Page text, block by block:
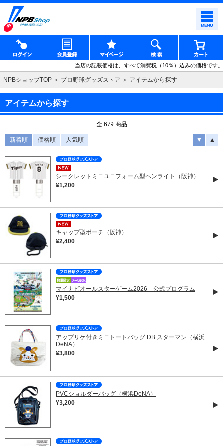
当店の記載価格は、すべて消費税（10％）込みの価格です。
NPBショップTOP プロ野球グッズストア アイテムから探す
アイテムから探す
全 679 商品
新着順 価格順 人気順 ▼ ▲
シークレットミニユニフォーム型ペンライト（阪神）
¥1,200
キャップ型ポーチ（阪神）
¥2,400
マイナビオールスターゲーム2026 公式プログラム
¥1,500
アップリケ付きミニトートバッグ DB.スターマン（横浜
DeNA）
¥3,800
PVCショルダーバッグ（横浜DeNA）
¥3,200